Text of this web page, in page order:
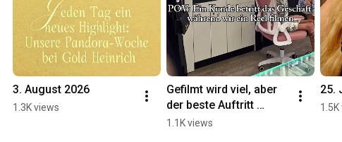
3. August 2026
1.3K views
Gefilmt wird viel, aber
der beste Auftritt
gehört eindeutig
1.1K views
25.